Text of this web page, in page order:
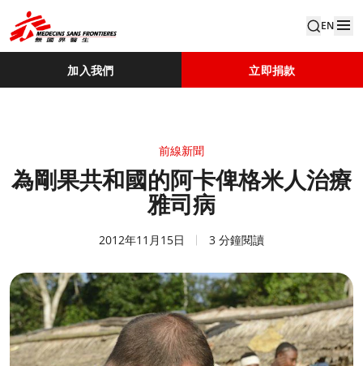
EN
加入我們 立即捐款
前線新聞
為剛果共和國的阿卡俾格米人治療
雅司病
2012年11月15日 3 分鐘閱讀